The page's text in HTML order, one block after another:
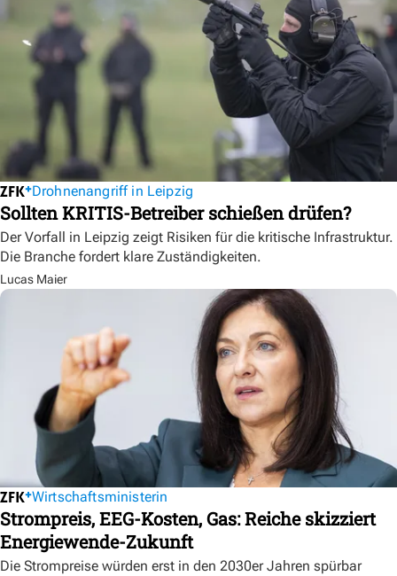
Drohnenangriff in Leipzig
Sollten KRITIS-Betreiber schießen drüfen?
Der Vorfall in Leipzig zeigt Risiken für die kritische Infrastruktur.
Die Branche fordert klare Zuständigkeiten.
Lucas Maier
Wirtschaftsministerin
Strompreis, EEG-Kosten, Gas: Reiche skizziert
Energiewende-Zukunft
Die Strompreise würden erst in den 2030er Jahren spürbar